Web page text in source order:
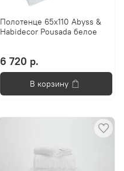
Полотенце 65x110 Abyss &
Habidecor Pousada белое
6 720 р.
В корзину